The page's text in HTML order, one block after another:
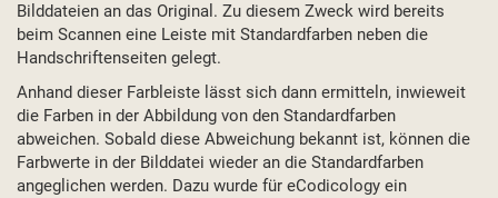
Bilddateien an das Original. Zu diesem Zweck wird bereits
beim Scannen eine Leiste mit Standardfarben neben die
Handschriftenseiten gelegt.
Anhand dieser Farbleiste lässt sich dann ermitteln, inwieweit
die Farben in der Abbildung von den Standardfarben
abweichen. Sobald diese Abweichung bekannt ist, können die
Farbwerte in der Bilddatei wieder an die Standardfarben
angeglichen werden. Dazu wurde für eCodicology ein